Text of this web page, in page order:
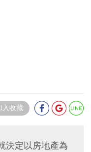
入收藏
決定以房地產為